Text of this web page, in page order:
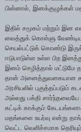
பின்னால், இனக்குழுக்கள்
இதில் சமூகம் மற்றும் இன
வைத்துக் கொள்ளு வேண்டிய
செயல்பட்டுக் கொண்டு
ஈடுபாடுள்ள உள்ள பிற
இனம் செழித்தால் மட்டுமே
தான் அனைத்துவகையான
அரசியலில் புகுத்தப்படும்
அல்லது பக்தி
கட்டிக் காக்கும்
மதங்களை உயர்வு என்று
வெட்ட வெளிச்சமாக